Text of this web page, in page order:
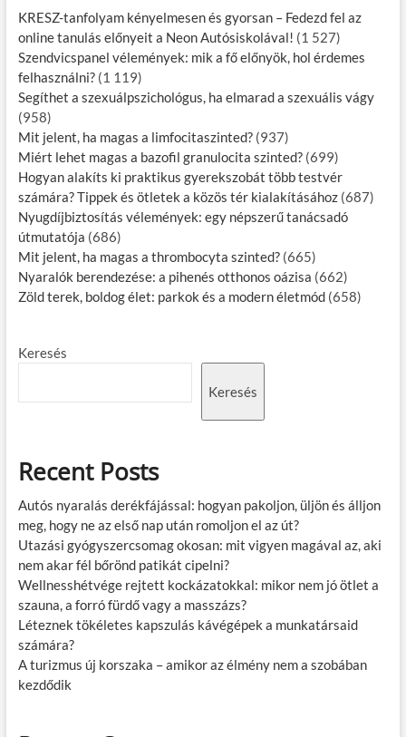
KRESZ-tanfolyam kényelmesen és gyorsan – Fedezd fel az
online tanulás előnyeit a Neon Autósiskolával! (1 527)
Szendvicspanel vélemények: mik a fő előnyök, hol érdemes
felhasználni? (1 119)
Segíthet a szexuálpszichológus, ha elmarad a szexuális vágy
(958)
Mit jelent, ha magas a limfocitaszinted? (937)
Miért lehet magas a bazofil granulocita szinted? (699)
Hogyan alakíts ki praktikus gyerekszobát több testvér
számára? Tippek és ötletek a közös tér kialakításához (687)
Nyugdíjbiztosítás vélemények: egy népszerű tanácsadó
útmutatója (686)
Mit jelent, ha magas a thrombocyta szinted? (665)
Nyaralók berendezése: a pihenés otthonos oázisa (662)
Zöld terek, boldog élet: parkok és a modern életmód (658)
Keresés
Keresés
Recent Posts
Autós nyaralás derékfájással: hogyan pakoljon, üljön és álljon
meg, hogy ne az első nap után romoljon el az út?
Utazási gyógyszercsomag okosan: mit vigyen magával az, aki
nem akar fél bőrönd patikát cipelni?
Wellnesshétvége rejtett kockázatokkal: mikor nem jó ötlet a
szauna, a forró fürdő vagy a masszázs?
Léteznek tökéletes kapszulás kávégépek a munkatársaid
számára?
A turizmus új korszaka – amikor az élmény nem a szobában
kezdődik